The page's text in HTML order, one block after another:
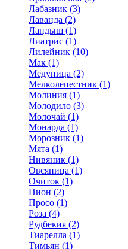
Лабазник (3)
Лаванда (2)
Ландыш (1)
Лиатрис (1)
Лилейник (10)
Мак (1)
Медуница (2)
Мелколепестник (1)
Молиния (1)
Молодило (3)
Молочай (1)
Монарда (1)
Морозник (1)
Мята (1)
Нивяник (1)
Овсяница (1)
Очиток (1)
Пион (2)
Просо (1)
Роза (4)
Рудбекия (2)
Тиарелла (1)
Тимьян (1)